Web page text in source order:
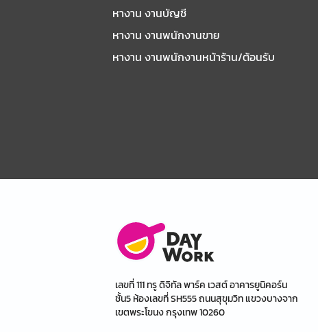
หางาน งานบัญชี
หางาน งานพนักงานขาย
หางาน งานพนักงานหน้าร้าน/ต้อนรับ
เลขที่ 111 ทรู ดิจิทัล พาร์ค เวสต์ อาคารยูนิคอร์น
ชั้น5 ห้องเลขที่ SH555 ถนนสุขุมวิท แขวงบางจาก
เขตพระโขนง กรุงเทพ 10260